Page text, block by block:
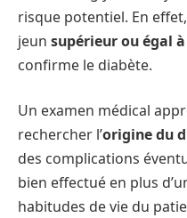
risque potentiel. En
jeun supérieur ou égal à
confirme le diabète.
Un examen médical
rechercher l’origine du
des complications
bien effectué en plus
habitudes de vie du